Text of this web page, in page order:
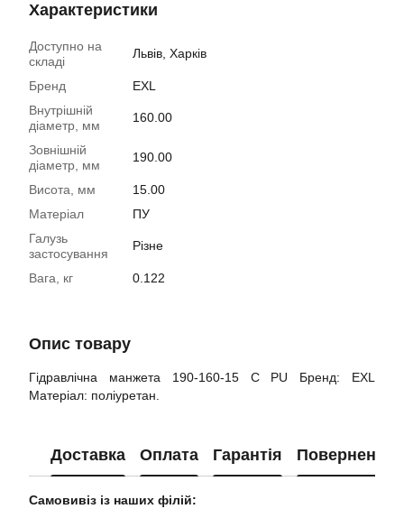
Характеристики
Доступно на
складі
Львів, Харків
Бренд
EXL
Внутрішній
діаметр, мм
160.00
Зовнішній
діаметр, мм
190.00
Висота, мм
15.00
Матеріал
ПУ
Галузь
застосування
Різне
Вага, кг 0.122
Опис товару
Гідравлічна манжета 190-160-15 С PU Бренд: EXL
Матеріал: поліуретан.
Доставка Оплата Гарантія Повернення
Самовивіз із наших філій: